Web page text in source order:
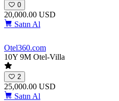
0
20,000.00 USD
Satın Al
Otel360.com
10Y 9M Otel-Villa
2
25,000.00 USD
Satın Al